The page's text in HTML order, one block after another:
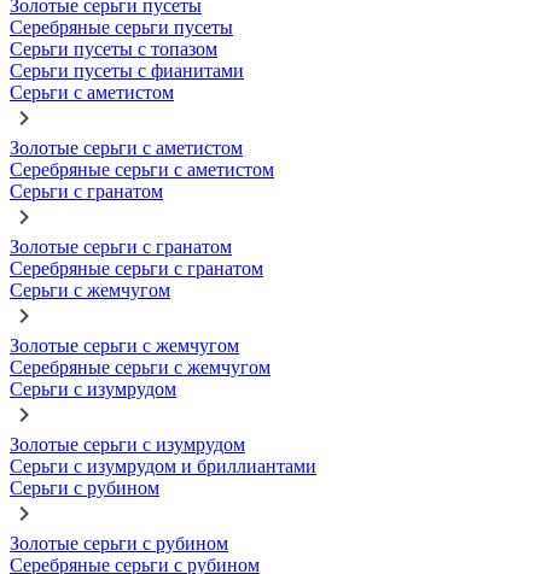
Золотые серьги пусеты
Серебряные серьги пусеты
Серьги пусеты с топазом
Серьги пусеты с фианитами
Серьги с аметистом
Золотые серьги с аметистом
Серебряные серьги с аметистом
Серьги с гранатом
Золотые серьги с гранатом
Серебряные серьги с гранатом
Серьги с жемчугом
Золотые серьги с жемчугом
Серебряные серьги с жемчугом
Серьги с изумрудом
Золотые серьги с изумрудом
Серьги с изумрудом и бриллиантами
Серьги с рубином
Золотые серьги с рубином
Серебряные серьги с рубином